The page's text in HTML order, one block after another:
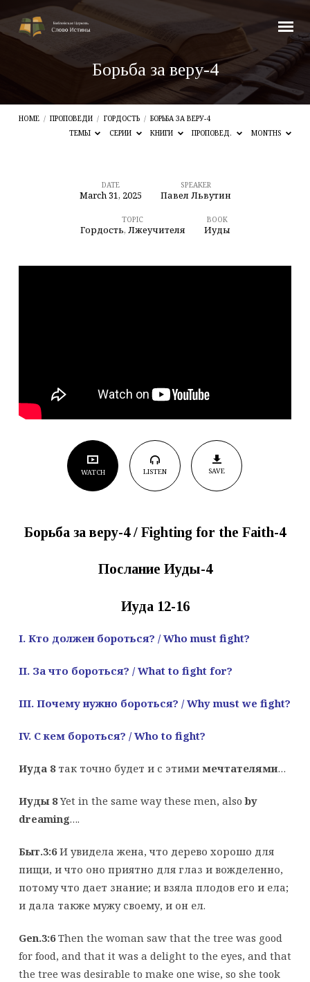
Борьба за веру-4
HOME / ПРОПОВЕДИ / ГОРДОСТЬ / БОРЬБА ЗА ВЕРУ-4
ТЕМЫ
СЕРИИ КНИГИ ПРОПОВЕД. MONTHS
DATE
March 31, 2025
SPEAKER
Павел Львутин
TOPIC
Гордость, Лжеучителя
BOOK
Иуды
WATCH LISTEN SAVE
Борьба за веру-4 / Fighting for the Faith-4
Послание Иуды-4
Иуда 12-16
I. Кто должен бороться? / Who must fight?
II. За что бороться? / What to fight for?
III. Почему нужно бороться? / Why must we fight?
IV. С кем бороться? / Who to fight?
Иуда 8так точно будет и с этими мечтателями…
Иуды 8Yet in the same way these men, alsoby
dreaming….
Быт.3:6И увидела жена, что дерево хорошо для
пищи, и что оно приятно для глаз и вожделенно,
потому что дает знание; и взяла плодов его и ела;
и дала также мужу своему, и он ел.
Gen.3:6Then the woman saw that the tree was good
for food, and that it was a delight to the eyes, and that
the tree was desirable to make one wise, so she took